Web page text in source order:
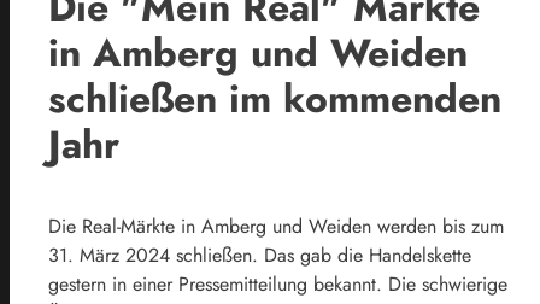
in Amberg und Weiden
schließen im kommenden
Jahr
Die Real-Märkte in Amberg und Weiden werden bis zum
31. März 2024 schließen. Das gab die Handelskette
gestern in einer Pressemitteilung bekannt. Die schwierige